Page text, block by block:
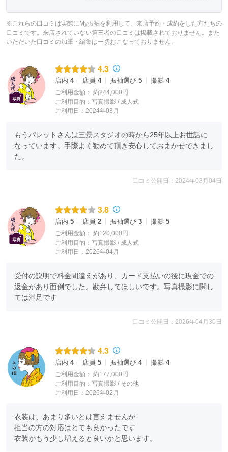
※これらの口コミは実際にMy振袖を利用して、来店予約・成約をした方たちの
口コミです。来店されていない第三者の口コミは掲載されておりません。また
いただいた口コミの加筆・編集は一切おこなっておりません。
4.3
店内 4 店員 4 振袖選び 5 撮影 4
ご利用金額： 約244,000円
ご利用目的： 写真撮影 / 成人式
ご利用日：2024年03月
もうパレットさんは三景スタジオの時から25年以上お世話に
なっています。手際よく勧めて頂き安心しておまかせできまし
た。
口コミ公開日：2024年03月04日
3.8
店内 5 店員 2 振袖選び 3 撮影 5
ご利用金額： 約120,000円
ご利用目的： 写真撮影 / 成人式
ご利用日：2026年04月
受付の説明で料金間違えがあり、カード支払いの後に現金での
返金があり面倒でした。勘弁してほしいです。写真撮影に関し
ては満足です
口コミ公開日：2026年04月30日
4.3
店内 4 店員 5 振袖選び 4 撮影 4
ご利用金額： 約177,000円
ご利用目的： 写真撮影 / その他
ご利用日：2026年02月
衣装は、あまり多いとは言えませんが
担当の方の対応はとても良かったです
衣装がもう少し増えると良いかと思います。